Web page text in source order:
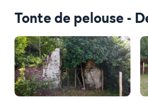
Tonte de pelouse -